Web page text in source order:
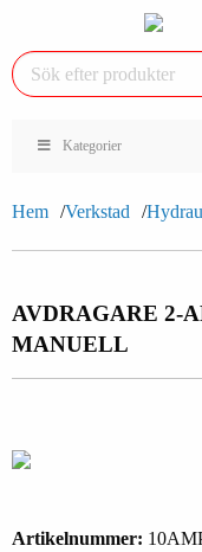
Kategorier
Hem Verkstad
AVDRAGARE 2-
MANUELL
Artikelnummer: